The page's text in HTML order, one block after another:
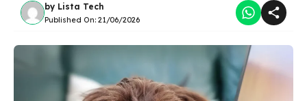
by Lista Tech
Published On: 21/06/2026